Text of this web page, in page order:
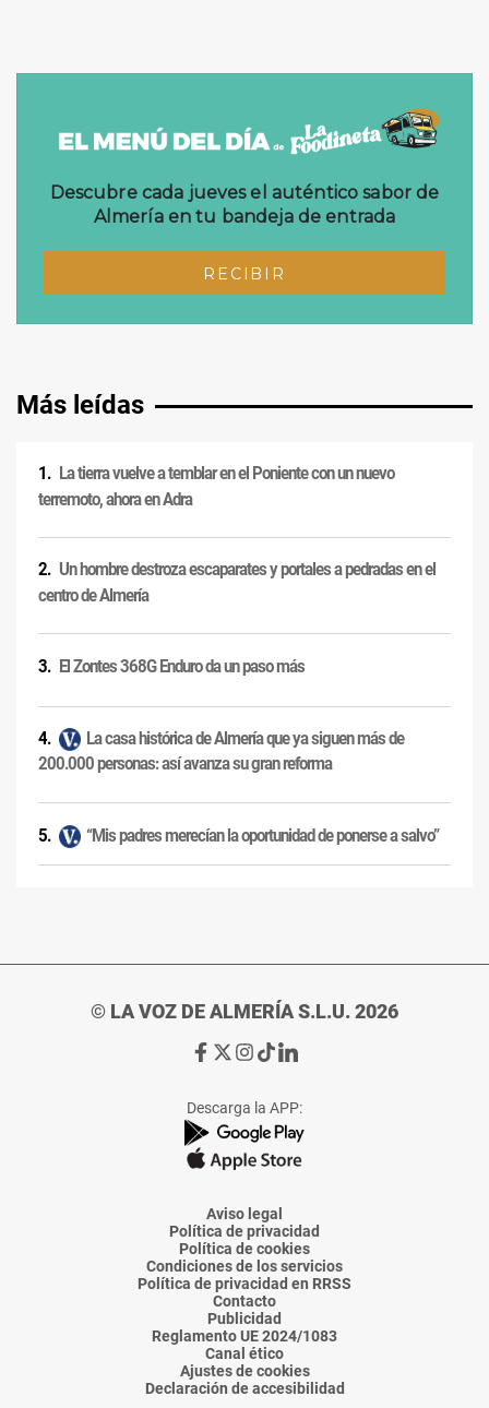
Más leídas
La tierra vuelve a temblar en el Poniente con un nuevo
terremoto, ahora en Adra
Un hombre destroza escaparates y portales a pedradas en el
centro de Almería
El Zontes 368G Enduro da un paso más
La casa histórica de Almería que ya siguen más de
200.000 personas: así avanza su gran reforma
“Mis padres merecían la oportunidad de ponerse a salvo”
© LA VOZ DE ALMERÍA S.L.U. 2026
Ir
de
La
Voz
Almería
Ir
de
La
Voz
Almería
Ir
de
La
Voz
Almería
Ir
de
La
Voz
Almería
Ir
de
La
Voz
Descarga la APP:
Aviso legal
Política de privacidad
Política de cookies
Condiciones de los servicios
Política de privacidad en RRSS
Contacto
Publicidad
Reglamento UE 2024/1083
Canal ético
Ajustes de cookies
Declaración de accesibilidad